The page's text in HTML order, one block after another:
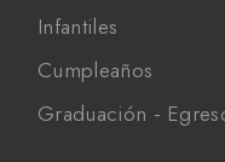
Infantiles
Cumpleaños
Graduación -